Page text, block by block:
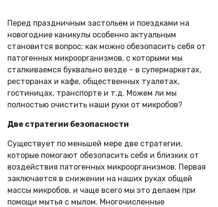
Перед праздничным застольем и поездками на
новогодние каникулы особенно актуальным
становится вопрос: как можно обезопасить себя от
патогенных микроорганизмов, с которыми мы
сталкиваемся буквально везде – в супермаркетах,
ресторанах и кафе, общественных туалетах,
гостиницах, транспорте и т.д. Можем ли мы
полностью очистить наши руки от микробов?
Две стратегии безопасности
Существует по меньшей мере две стратегии,
которые помогают обезопасить себя и близких от
воздействия патогенных микроорганизмов. Первая
заключается в снижении на наших руках общей
массы микробов, и чаще всего мы это делаем при
помощи мытья с мылом. Многочисленные